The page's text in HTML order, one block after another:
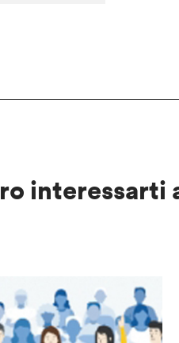
interessarti